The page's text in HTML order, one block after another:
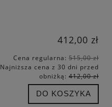
412,00 zł
Cena regularna: 515,00 zł
Najniższa cena z 30 dni przed
obniżką: 412,00 zł
DO KOSZYKA